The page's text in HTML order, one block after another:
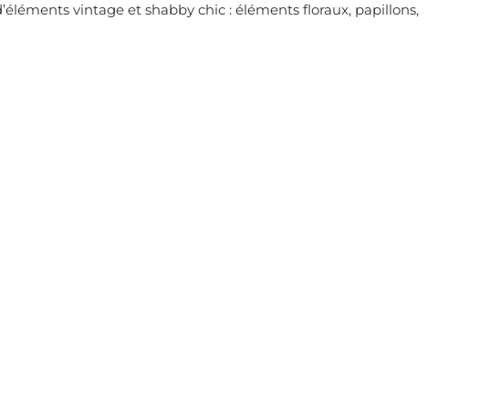
vintage et shabby chic : éléments floraux, papillons,